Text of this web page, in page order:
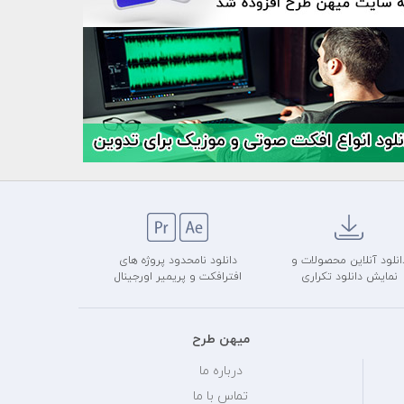
آنلاین محصولات و
نمایش دانلود تکراری
دانلود نامحدود پروژه های
افترافکت و پریمیر اورجینال
میهن طرح
درباره ما
تماس با ما